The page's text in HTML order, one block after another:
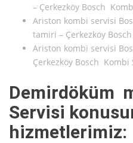
– Çerkezköy Bosch
Ariston kombi servisi
tamiri – Çerkezköy
Ariston kombi servisi
Çerkezköy Bosch Kombi
Demirdöküm
Servisi
hizmetlerimiz: